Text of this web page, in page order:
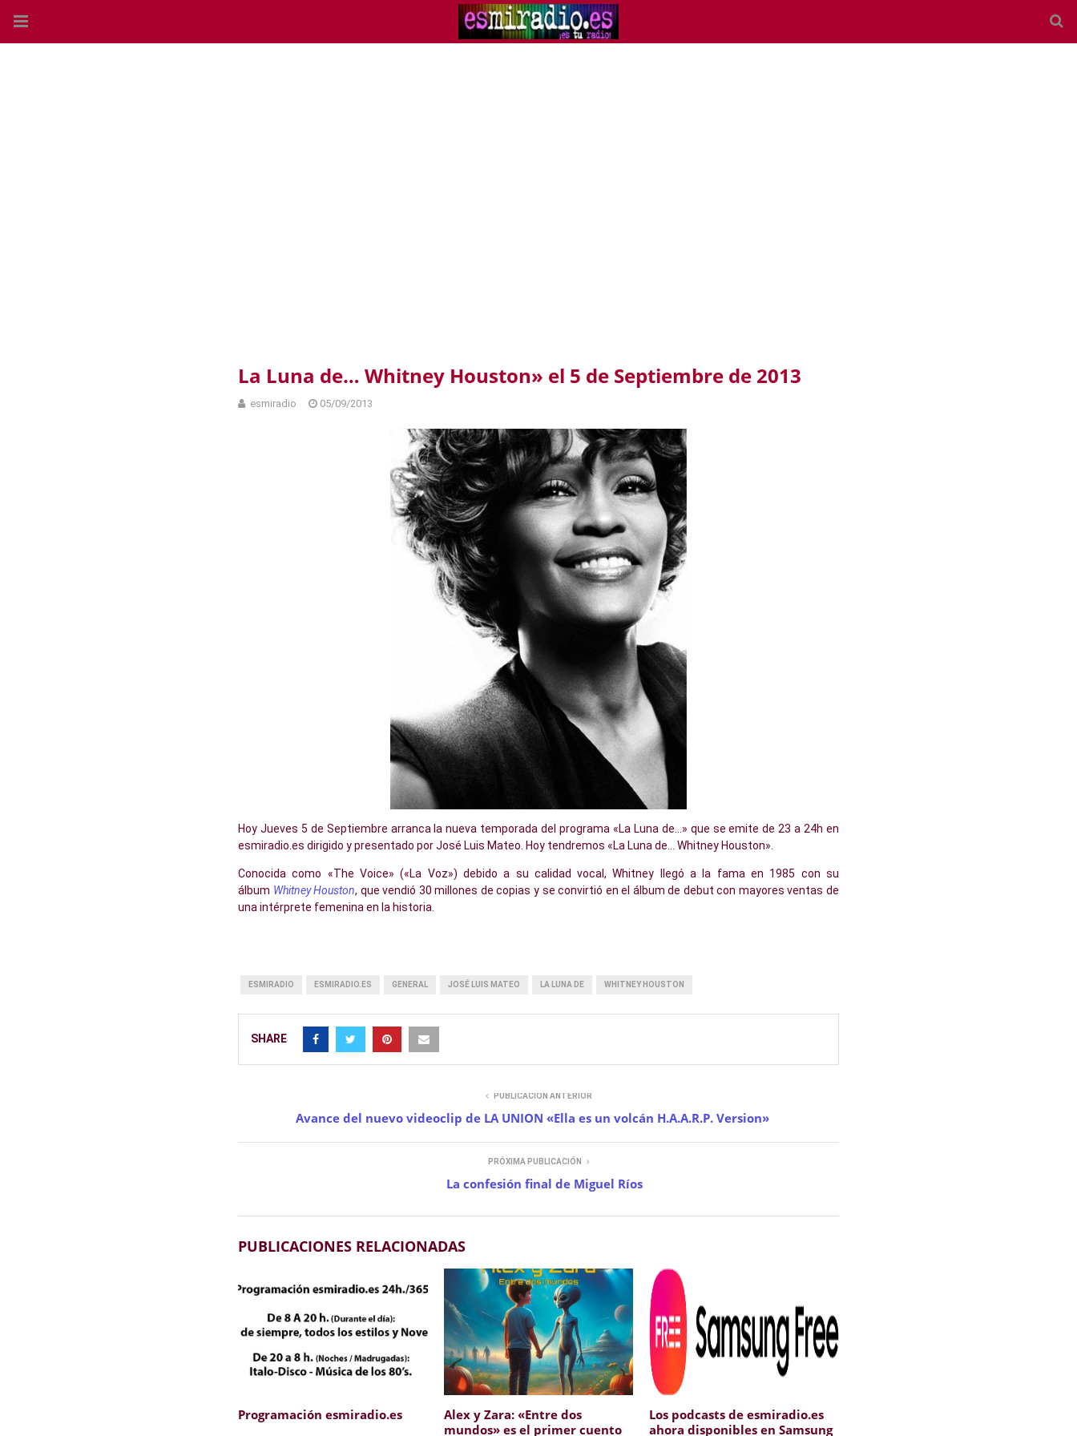
La Luna de… Whitney Houston» el 5 de Septiembre de 2013
esmiradio 05/09/2013
Hoy Jueves 5 de Septiembre arranca la nueva temporada del programa «La Luna de…» que se emite de 23 a 24h en
esmiradio.es dirigido y presentado por José Luis Mateo. Hoy tendremos «La Luna de… Whitney Houston».
Conocida como «The Voice» («La Voz») debido a su calidad vocal, Whitney llegó a la fama en 1985 con su
álbum Whitney Houston, que vendió 30 millones de copias y se convirtió en el álbum de debut con mayores ventas de
una intérprete femenina en la historia.
ESMIRADIO ESMIRADIO.ES GENERAL JOSÉ LUIS MATEO LA LUNA DE WHITNEY HOUSTON
SHARE
PUBLICACIÓN ANTERIOR
Avance del nuevo videoclip de LA UNION «Ella es un volcán H.A.A.R.P. Version»
PRÓXIMA PUBLICACIÓN
La confesión final de Miguel Ríos
PUBLICACIONES RELACIONADAS
Programación esmiradio.es
Alex y Zara: «Entre dos
mundos» es el primer cuento
Los podcasts de esmiradio.es
ahora disponibles en Samsung